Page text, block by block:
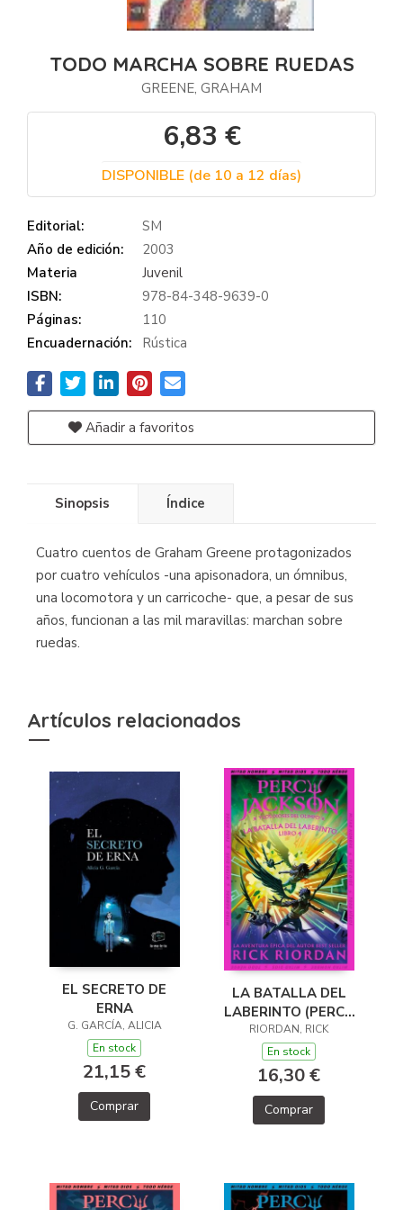
TODO MARCHA SOBRE RUEDAS
GREENE, GRAHAM
6,83 €
DISPONIBLE (de 10 a 12 días)
Editorial:
SM
Año de edición:
2003
Materia
Juvenil
ISBN:
978-84-348-9639-0
Páginas:
110
Encuadernación:
Rústica
Añadir a favoritos
Sinopsis Índice
Cuatro cuentos de Graham Greene protagonizados
por cuatro vehículos -una apisonadora, un ómnibus,
una locomotora y un carricoche- que, a pesar de sus
años, funcionan a las mil maravillas: marchan sobre
ruedas.
Artículos relacionados
EL SECRETO DE
ERNA
G. GARCÍA, ALICIA
En stock
21,15 €
Comprar
LA BATALLA DEL
LABERINTO (PERCY
JACKSON Y LOS
DIOSES DEL OLIMPO
4)
RIORDAN, RICK
En stock
16,30 €
Comprar